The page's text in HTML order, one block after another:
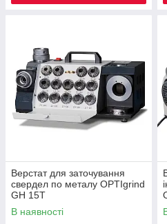
Верстат для заточування
свердел по металу OPTIgrind
GH 15T
В наявності